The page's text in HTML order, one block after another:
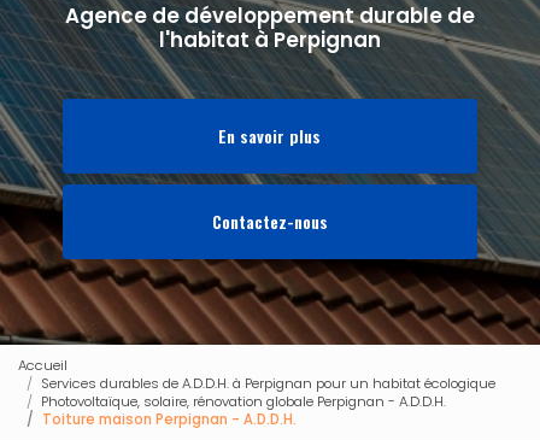
Agence de développement durable de
l'habitat à Perpignan
En savoir plus
Contactez-nous
Accueil
Services durables de A.D.D.H. à Perpignan pour un habitat écologique
Photovoltaïque, solaire, rénovation globale Perpignan - A.D.D.H.
Toiture maison Perpignan - A.D.D.H.